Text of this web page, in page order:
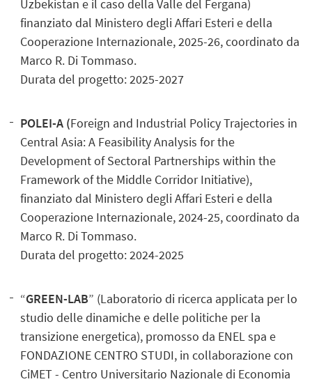
Uzbekistan e il caso della Valle del Fergana)
finanziato dal Ministero degli Affari Esteri e della
Cooperazione Internazionale, 2025-26, coordinato da
Marco R. Di Tommaso.
Durata del progetto: 2025-2027
POLEI-A (Foreign and Industrial Policy Trajectories in
Central Asia: A Feasibility Analysis for the
Development of Sectoral Partnerships within the
Framework of the Middle Corridor Initiative),
finanziato dal Ministero degli Affari Esteri e della
Cooperazione Internazionale, 2024-25, coordinato da
Marco R. Di Tommaso.
Durata del progetto: 2024-2025
“GREEN-LAB” (Laboratorio di ricerca applicata per lo
studio delle dinamiche e delle politiche per la
transizione energetica), promosso da ENEL spa e
FONDAZIONE CENTRO STUDI, in collaborazione con
CiMET - Centro Universitario Nazionale di Economia